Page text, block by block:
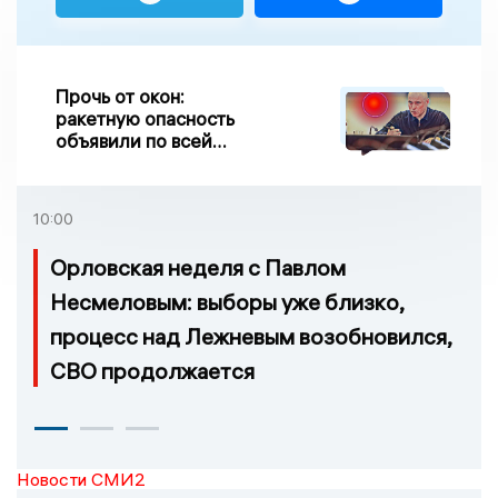
Прочь от окон:
ракетную опасность
объявили по всей
10:00
Орловская неделя с Павлом
Несмеловым: выборы уже близко,
процесс над Лежневым возобновился,
СВО продолжается
Новости СМИ2